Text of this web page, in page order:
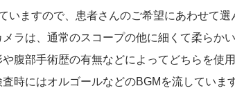
いますので、患者さんのご希望にあわせて選
ラは、通常のスコープの他に細くて柔らか
腹部手術歴の有無などによってどちらを使
時にはオルゴールなどのBGMを流していま